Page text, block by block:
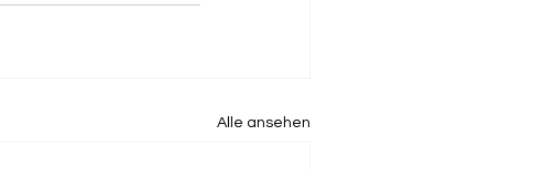
Alle ansehen